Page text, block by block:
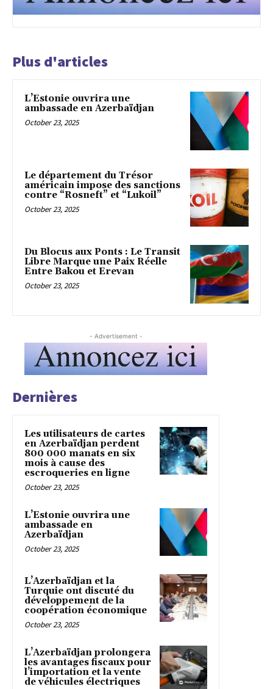
Plus d'articles
L’Estonie ouvrira une
ambassade en Azerbaïdjan
October 23, 2025
Le département du Trésor
américain impose des sanctions
contre “Rosneft” et “Lukoil”
October 23, 2025
Du Blocus aux Ponts : Le Transit
Libre Marque une Paix Réelle
Entre Bakou et Erevan
October 23, 2025
- Advertisement -
Dernières
Les utilisateurs de cartes
en Azerbaïdjan perdent
800 000 manats en six
mois à cause des
escroqueries en ligne
October 23, 2025
L’Estonie ouvrira une
ambassade en
Azerbaïdjan
October 23, 2025
L’Azerbaïdjan et la
Turquie ont discuté du
développement de la
coopération économique
October 23, 2025
L’Azerbaïdjan prolongera
les avantages fiscaux pour
l’importation et la vente
de véhicules électriques